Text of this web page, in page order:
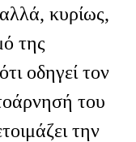
κυρίως,
της
οδηγεί τον
του
την